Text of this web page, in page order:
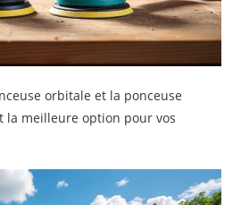
orbitale et la ponceuse
la meilleure option pour vos